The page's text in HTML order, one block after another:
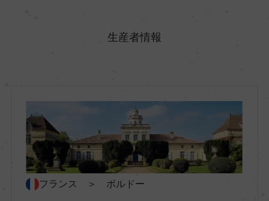
地区名
村名
生産者情報
フランス ＞ ボルドー